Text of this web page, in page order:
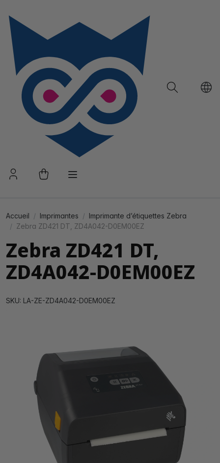
Accueil Imprimantes
Imprimante d’étiquettes Zebra
Zebra ZD421 DT, ZD4A042-D0EM00EZ
Zebra ZD421 DT,
ZD4A042-D0EM00EZ
SKU: LA-ZE-ZD4A042-D0EM00EZ